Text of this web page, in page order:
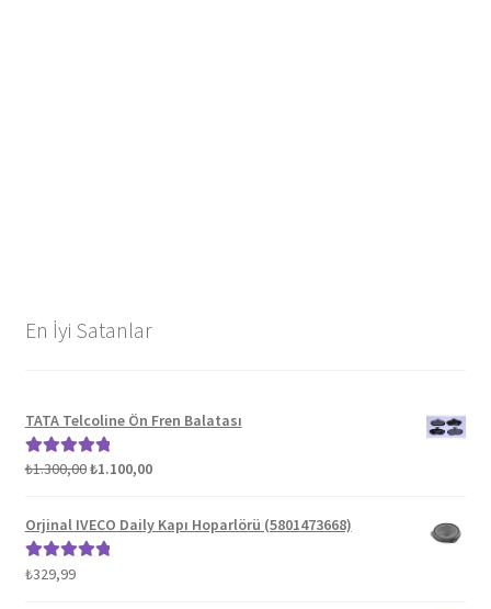
En İyi Satanlar
TATA Telcoline Ön Fren Balatası
5 üzerinden
₺1.300,00Orijinal
₺1.300,00.
₺1.100,00Şu
fiyat:
₺1.100,00.
Orjinal IVECO Daily Kapı Hoparlörü (5801473668)
5 üzerinden
₺329,99